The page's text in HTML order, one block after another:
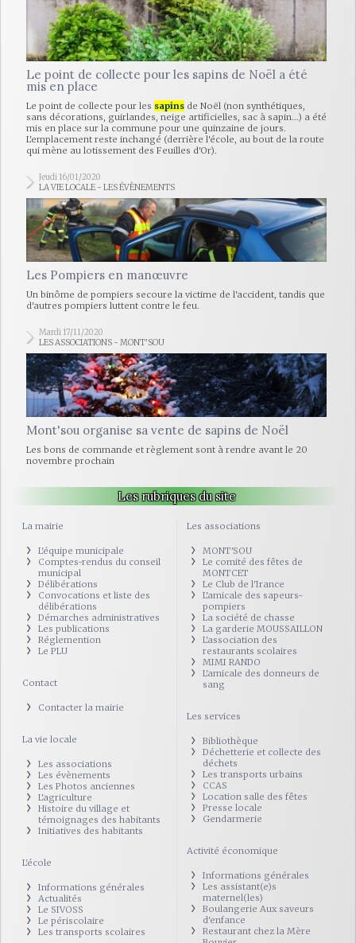
Le point de collecte pour les sapins de Noël a été
mis en place
Le point de collecte pour les sapins de Noël (non synthétiques,
sans décorations, guirlandes, neige artificielles, sac à sapin...) a été
mis en place sur la commune pour une quinzaine de jours.
L'emplacement reste inchangé (derrière l'école, au bout de la route
qui mène au lotissement des Feuilles d'Or).
Jeudi 16/01/2020
LA VIE LOCALE - LES ÉVÈNEMENTS
Les Pompiers en manœuvre
Un binôme de pompiers secoure la victime de l'accident, tandis que
d'autres pompiers luttent contre le feu.
Mardi 17/11/2020
LES ASSOCIATIONS - MONT'SOU
Mont'sou organise sa vente de sapins de Noël
Les bons de commande et règlement sont à rendre avant le 20
novembre prochain
Les rubriques du site
La mairie
L'équipe municipale
Comptes-rendus du conseil
municipal
Délibérations
Convocations et liste des
délibérations
Démarches administratives
Les publications
Réglemention
Le PLU
Contact
Contacter la mairie
La vie locale
Les associations
Les évènements
Les Photos anciennes
L'agriculture
Histoire du village et
témoignages des habitants
Initiatives des habitants
L'école
Informations générales
Actualités
Le SIVOSS
Le périscolaire
Les transports scolaires
Les associations
MONT'SOU
Le comité des fêtes de
MONTCET
Le Club de l'Irance
L'amicale des sapeurs-
pompiers
La société de chasse
La garderie MOUSSAILLON
L'association des
restaurants scolaires
MIMI RANDO
L'amicale des donneurs de
sang
Les services
Bibliothèque
Déchetterie et collecte des
déchets
Les transports urbains
CCAS
Location salle des fêtes
Presse locale
Gendarmerie
Activité économique
Informations générales
Les assistant(e)s
maternel(les)
Boulangerie Aux saveurs
d'enfance
Restaurant chez la Mère